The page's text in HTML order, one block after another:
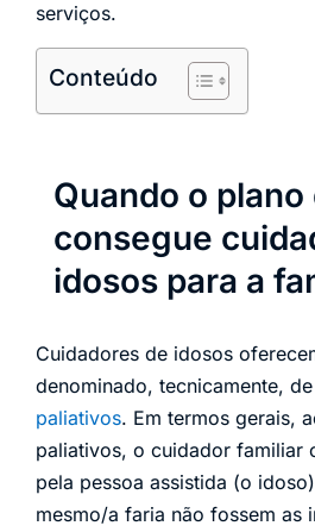
serviços.
Conteúdo
Quando o plano
consegue
idosos para a
Cuidadores de idosos
denominado, tecnicamente, de
paliativos. Em termos gerais,
paliativos, o cuidador familiar
pela pessoa assistida (o
mesmo/a faria não fossem as